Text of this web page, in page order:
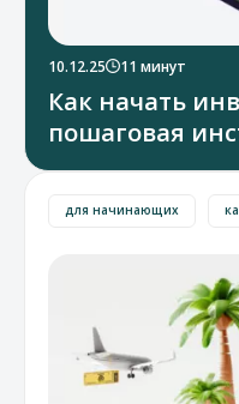
10.12.25 11 минут
Как начать
пошаговая
для начинающих